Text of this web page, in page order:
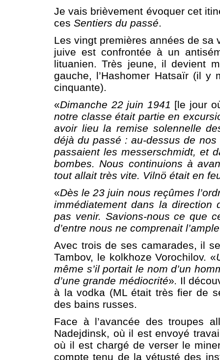
Je vais brièvement évoquer cet
ces Sentiers du passé.
Les vingt premières années de sa
juive est confrontée à un
lituanien. Très jeune, il devient
gauche, l’Hashomer Hatsaïr (il y
cinquante).
«Dimanche 22 juin 1941 [le jour
notre classe était partie en
avoir lieu la remise solennelle
déjà du passé : au-dessus de
passaient les messerschmidt, et
bombes. Nous continuions à
tout allait très vite. Vilnö était en
«Dès le 23 juin nous reçûmes
immédiatement dans la
pas venir. Savions-nous ce que
d’entre nous ne comprenait
Avec trois de ses camarades, il
Tambov, le kolkhoze Vorochilov. «
même s’il portait le nom d’un
d’une grande médiocrité». Il
à la vodka (ML était très fier de
des bains russes.
Face à l’avancée des troupes
Nadejdinsk, où il est envoyé
où il est chargé de verser le
compte tenu de la vétusté des